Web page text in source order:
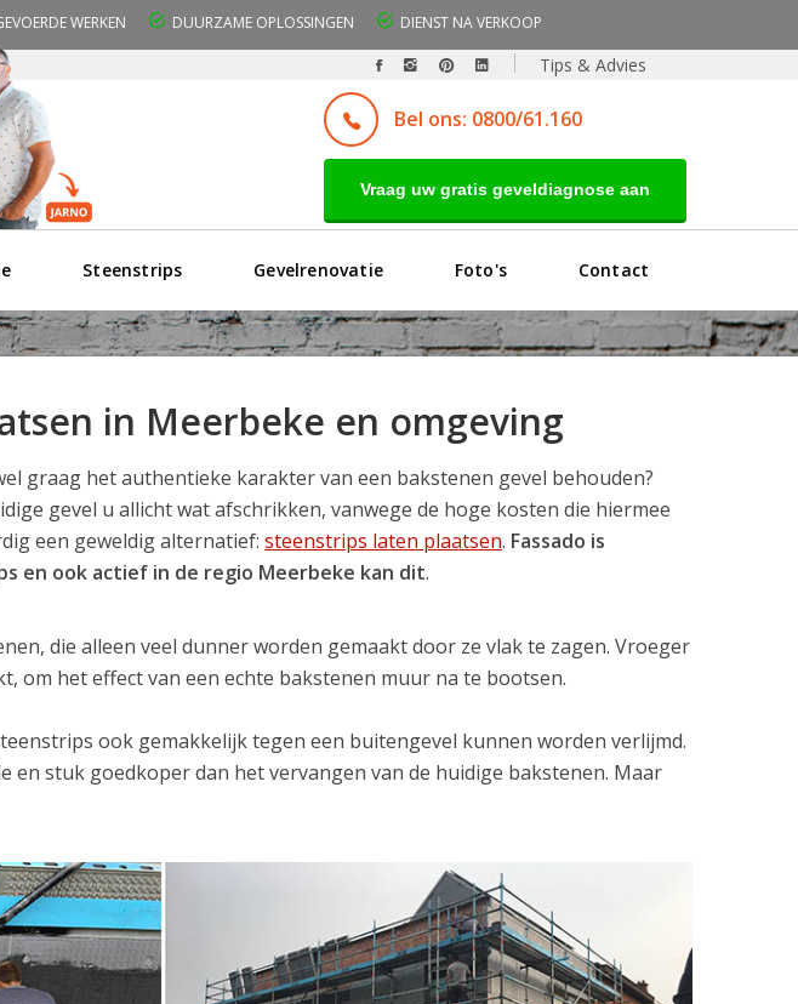
WERKEN DUURZAME OPLOSSINGEN DIENST NA VERKOOP
Tips & Advies
Bel ons: 0800/61.160
Vraag uw gratis geveldiagnose aan
Steenstrips Gevelrenovatie Foto's Contact
in Meerbeke en omgeving
graag het authentieke karakter van een bakstenen gevel behouden?
gevel u allicht wat afschrikken, vanwege de hoge kosten die hiermee
een geweldig alternatief: steenstrips laten plaatsen. Fassado is
en ook actief in de regio Meerbeke kan dit.
die alleen veel dunner worden gemaakt door ze vlak te zagen. Vroeger
om het effect van een echte bakstenen muur na te bootsen.
ook gemakkelijk tegen een buitengevel kunnen worden verlijmd.
en stuk goedkoper dan het vervangen van de huidige bakstenen. Maar